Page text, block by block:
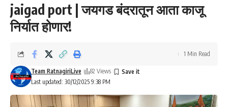
jaigad port | जयगड बंदरातून आता काजू
निर्यात होणार!
Last updated: 30/12/2025 9:38 PM
Team RatnagiriLive 82 Views
1 Min Read